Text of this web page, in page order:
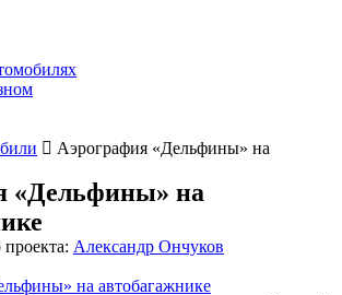
Аэрография «Дельфины» на
«Дельфины» на
Александр Ончуков